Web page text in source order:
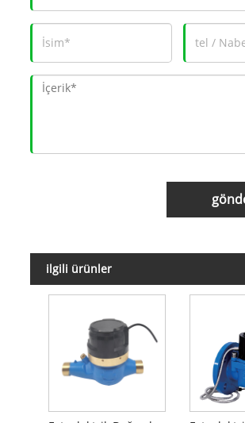
ilgili ürünler